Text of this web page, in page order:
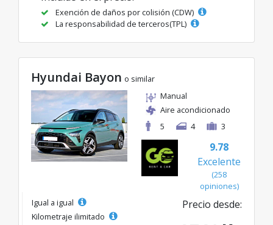
Exención de daños por colisión (CDW)
La responsabilidad de terceros(TPL)
Hyundai Bayon o similar
Manual
Aire acondicionado
5
4 3
9.78
Excelente
(258
opiniones)
Igual a igual
Kilometraje ilimitado
Precio desde: